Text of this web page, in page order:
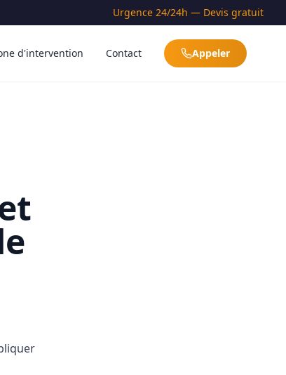
Urgence 24/24h — Devis gratuit
d'intervention Contact Appeler